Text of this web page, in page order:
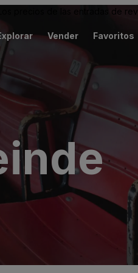
precios de las entradas de
Vender Favoritos